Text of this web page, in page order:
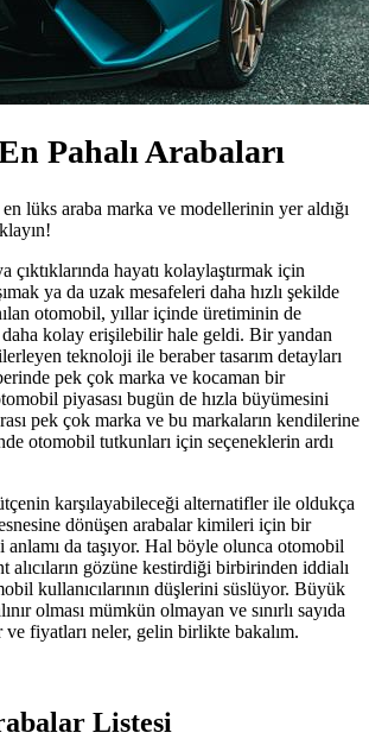
Pahalı Arabaları
lüks araba marka ve modellerinin yer aldığı
hayatı kolaylaştırmak için
ya da uzak mesafeleri daha hızlı şekilde
otomobil, yıllar içinde üretiminin de
kolay erişilebilir hale geldi. Bir yandan
teknoloji ile beraber tasarım detayları
pek çok marka ve kocaman bir
piyasası bugün de hızla büyümesini
pek çok marka ve bu markaların kendilerine
otomobil tutkunları için seçeneklerin ardı
karşılayabileceği alternatifler ile oldukça
dönüşen arabalar kimileri için bir
anlamı da taşıyor. Hal böyle olunca otomobil
alıcıların gözüne kestirdiği birbirinden iddialı
kullanıcılarının düşlerini süslüyor. Büyük
olması mümkün olmayan ve sınırlı sayıda
fiyatları neler, gelin birlikte bakalım.
Listesi